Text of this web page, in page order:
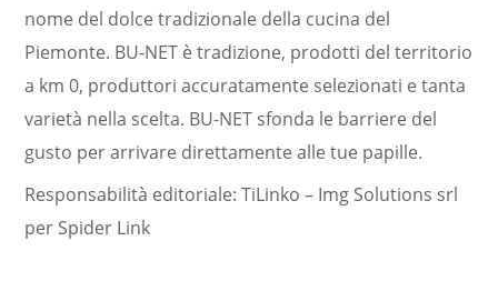
nome del dolce tradizionale della cucina del
Piemonte. BU-NET è tradizione, prodotti del territorio
a km 0, produttori accuratamente selezionati e tanta
varietà nella scelta. BU-NET sfonda le barriere del
gusto per arrivare direttamente alle tue papille.
Responsabilità editoriale: TiLinko – Img Solutions srl
per Spider Link